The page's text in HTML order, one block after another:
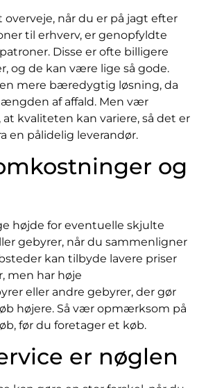
når du er på jagt efter
til erhverv, er genopfyldte
Disse er ofte billigere
og de kan være lige så gode.
mere bæredygtig løsning, da
af affald. Men vær
kvaliteten kan variere, så det er
en pålidelig leverandør.
og
højde for eventuelle skjulte
gebyrer, når du sammenligner
kan tilbyde lavere priser
men har høje
eller andre gebyrer, der gør
højere. Så vær opmærksom på
før du foretager et køb.
er nøglen